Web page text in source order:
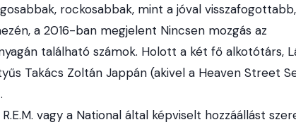
rockosabbak, mint a jóval visszafogottabb,
a 2016-ban megjelent Nincsen mozgás az
található számok. Holott a két fő alkotótárs,
Takács Zoltán Jappán (akivel a Heaven Street
vagy a National által képviselt hozzáállást